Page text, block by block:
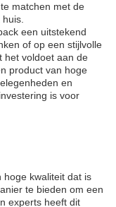
matchen met de
een uitstekend
of op een stijlvolle
het voldoet aan de
product van hoge
en
is voor
hoge kwaliteit dat is
te bieden om een
experts heeft dit